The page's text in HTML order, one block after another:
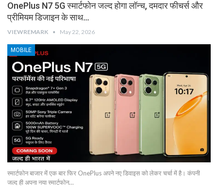
OnePlus N7 5G स्मार्टफोन जल्द होगा लॉन्च, दमदार फीचर्स और
प्रीमियम डिजाइन के साथ…
VIEWREMARK May 22, 2026
MOBILE
स्मार्टफोन बाजार में एक बार फिर OnePlus अपने नए डिवाइस को लेकर चर्चा में है। कंपनी
जल्द ही अपना नया स्मार्टफोन…